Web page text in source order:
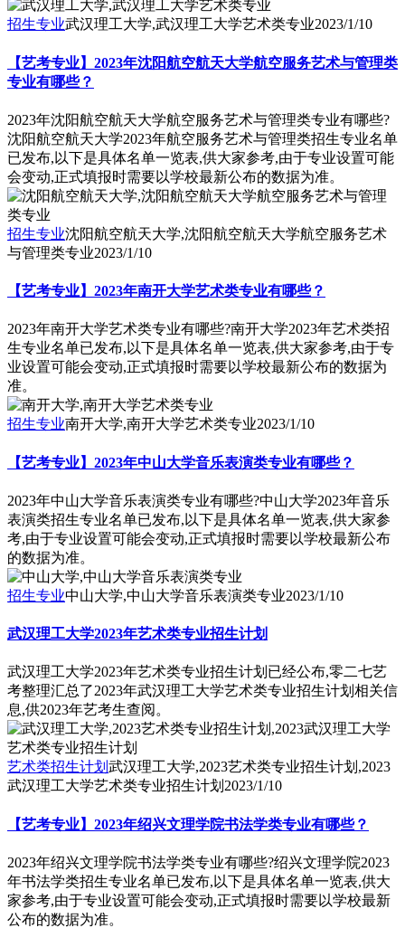
招生专业武汉理工大学,武汉理工大学艺术类专业2023/1/10
【艺考专业】2023年沈阳航空航天大学航空服务艺术与管理类
专业有哪些？
2023年沈阳航空航天大学航空服务艺术与管理类专业有哪些?
沈阳航空航天大学2023年航空服务艺术与管理类招生专业名单
已发布,以下是具体名单一览表,供大家参考,由于专业设置可能
会变动,正式填报时需要以学校最新公布的数据为准。
招生专业沈阳航空航天大学,沈阳航空航天大学航空服务艺术
与管理类专业2023/1/10
【艺考专业】2023年南开大学艺术类专业有哪些？
2023年南开大学艺术类专业有哪些?南开大学2023年艺术类招
生专业名单已发布,以下是具体名单一览表,供大家参考,由于专
业设置可能会变动,正式填报时需要以学校最新公布的数据为
准。
招生专业南开大学,南开大学艺术类专业2023/1/10
【艺考专业】2023年中山大学音乐表演类专业有哪些？
2023年中山大学音乐表演类专业有哪些?中山大学2023年音乐
表演类招生专业名单已发布,以下是具体名单一览表,供大家参
考,由于专业设置可能会变动,正式填报时需要以学校最新公布
的数据为准。
招生专业中山大学,中山大学音乐表演类专业2023/1/10
武汉理工大学2023年艺术类专业招生计划
武汉理工大学2023年艺术类专业招生计划已经公布,零二七艺
考整理汇总了2023年武汉理工大学艺术类专业招生计划相关信
息,供2023年艺考生查阅。
艺术类招生计划 武汉理工大学,2023艺术类专业招生计划,2023
武汉理工大学艺术类专业招生计划 2023/1/10
【艺考专业】2023年绍兴文理学院书法学类专业有哪些？
2023年绍兴文理学院书法学类专业有哪些?绍兴文理学院2023
年书法学类招生专业名单已发布,以下是具体名单一览表,供大
家参考,由于专业设置可能会变动,正式填报时需要以学校最新
公布的数据为准。